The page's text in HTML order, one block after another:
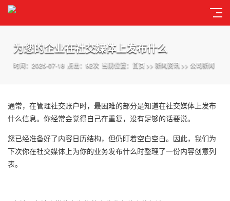
为您的企业在社交媒体上发布什么
当前位置： 首页>> 新闻资讯 >> 公司新闻
时间：2025-07-18 点击：92次
通常，在管理社交账户时，最困难的部分是知道在社交媒体上发布
什么信息。你经常会觉得自己在重复，没有足够的话要说。
您已经准备好了内容日历结构，但仍盯着空白空白。因此，我们为
下次你在社交媒体上为你的业务发布什么时整理了一份内容创意列
表。